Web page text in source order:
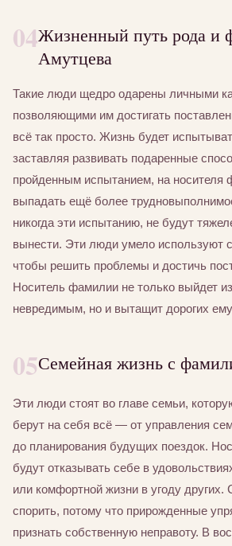
04Жизненный путь рода и
Амутцева
Такие люди щедро одарены личными
позволяющими им достигать
всё так просто. Жизнь будет
заставляя развивать подаренные
пройденным испытанием, на носителя
выпадать ещё более
никогда эти испытанию, не будут
вынести. Эти люди умело используют
чтобы решить проблемы и достичь
Носитель фамилии не только выйдет
невредимым, но и вытащит дорогих
05Семейная жизнь с
Эти люди стоят во главе семьи,
берут на себя всё — от управления
до планирования будущих поездок.
будут отказывать себе в
или комфортной жизни в угоду других.
спорить, потому что прирожденные
признать собственную неправоту. В